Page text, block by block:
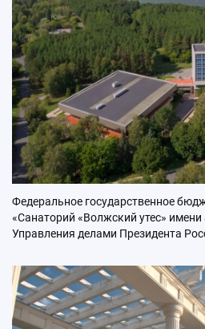
Федеральное государственное
«Санаторий «Волжский утес»
Управления делами Президента